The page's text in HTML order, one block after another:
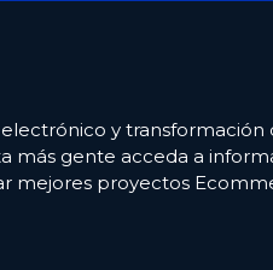
y transformación
más gente acceda a
mejores proyectos